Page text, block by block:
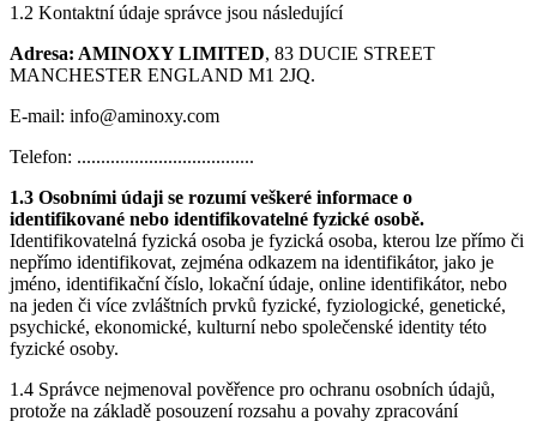
1.2 Kontaktní údaje správce jsou následující
Adresa: AMINOXY LIMITED, 83 DUCIE STREET
MANCHESTER ENGLAND M1 2JQ.
E-mail: info@aminoxy.com
Telefon: .....................................
1.3 Osobními údaji se rozumí veškeré informace o
identifikované nebo identifikovatelné fyzické osobě.
Identifikovatelná fyzická osoba je fyzická osoba, kterou lze přímo či
nepřímo identifikovat, zejména odkazem na identifikátor, jako je
jméno, identifikační číslo, lokační údaje, online identifikátor, nebo
na jeden či více zvláštních prvků fyzické, fyziologické, genetické,
psychické, ekonomické, kulturní nebo společenské identity této
fyzické osoby.
1.4 Správce nejmenoval pověřence pro ochranu osobních údajů,
protože na základě posouzení rozsahu a povahy zpracování